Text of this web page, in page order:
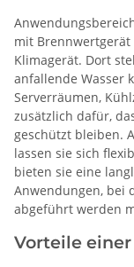
mit
Klimagerät. Dort
anfallende Wasser
Serverräumen,
zusätzlich dafür,
geschützt bleiben.
lassen sie sich
bieten sie eine
Anwendungen, bei
abgeführt werden
Vorteile